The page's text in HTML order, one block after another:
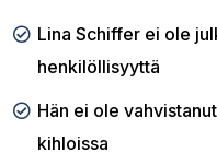
Lina Schiffer ei ole
henkilöllisyyttä
Hän ei ole
kihloissa